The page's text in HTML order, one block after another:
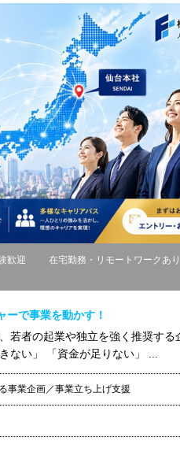
歓迎 在宅勤務・リモートワークあり
ーで事業を動かす！
若者の起業や独立を強く推奨する
ない」 「資金が足りない」 ...
事業企画／事業立ち上げ支援